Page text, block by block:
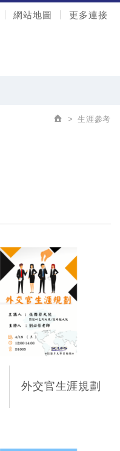
網站地圖 更多連接
生涯參考
外交官生涯規劃